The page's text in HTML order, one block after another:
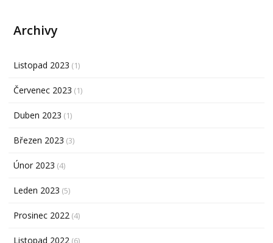
Archivy
Listopad 2023 (1)
Červenec 2023 (1)
Duben 2023 (1)
Březen 2023 (3)
Únor 2023 (4)
Leden 2023 (5)
Prosinec 2022 (4)
Listopad 2022